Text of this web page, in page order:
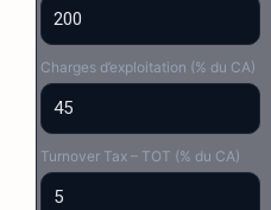
Charges d’exploitation (% du CA)
Turnover Tax – TOT (% du CA)